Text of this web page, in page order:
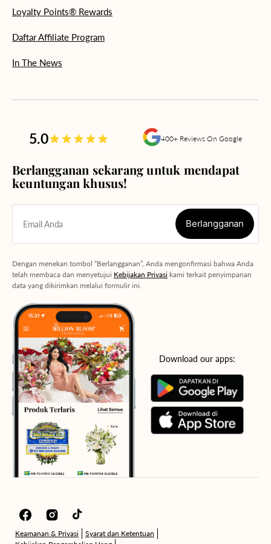
Loyalty Points® Rewards
Daftar Affiliate Program
In The News
5.0 400+ Reviews On Google
Berlangganan sekarang untuk mendapat
keuntungan khusus!
Email Anda Berlangganan
Dengan menekan tombol “Berlangganan”, Anda mengonfirmasi bahwa Anda
telah membaca dan menyetujui Kebijakan Privasi kami terkait penyimpanan
data yang dikirimkan melalui formulir ini.
Download our apps:
FacebookInstagramTikTok
Keamanan & Privasi
Syarat dan Ketentuan